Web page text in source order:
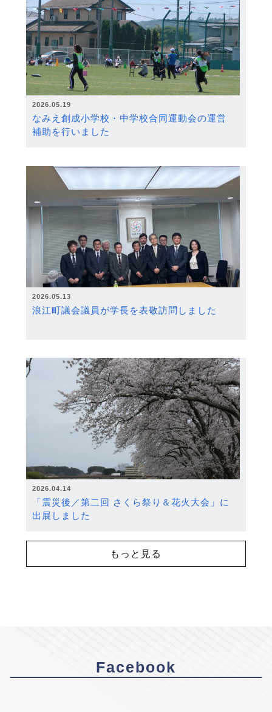
2026.05.19
なみえ創成小学校・中学校合同運動会の運営
補助を行いました
2026.05.13
浪江町議会議員が学長を表敬訪問しました
2026.04.14
「震災後／第二回 さくら祭り＆花火大会」に
出展しました
もっと見る
Facebook